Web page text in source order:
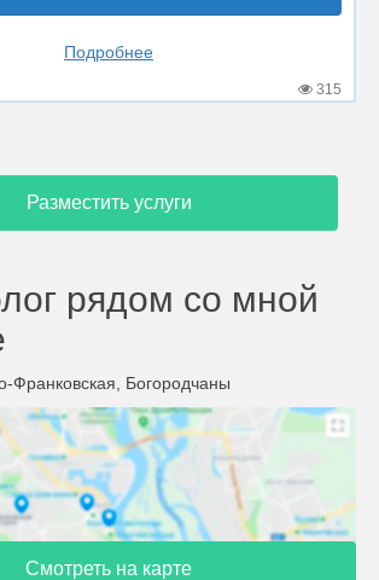
Подробнее
315
Разместить услуги
рядом со мной
Франковская, Богородчаны
Смотреть на карте